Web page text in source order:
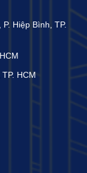
Hiệp Bình, TP.
HCM